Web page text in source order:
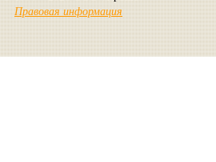
Правовая информация